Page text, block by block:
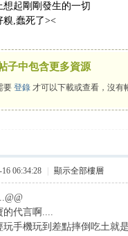
想起剛剛發生的一切
糗,蠢死了><
子中包含更多資源
要 登錄 才可以下載或查看，沒有
06:34:28 顯示全部樓層
的代言啊....
玩手機玩到差點摔倒吃土就